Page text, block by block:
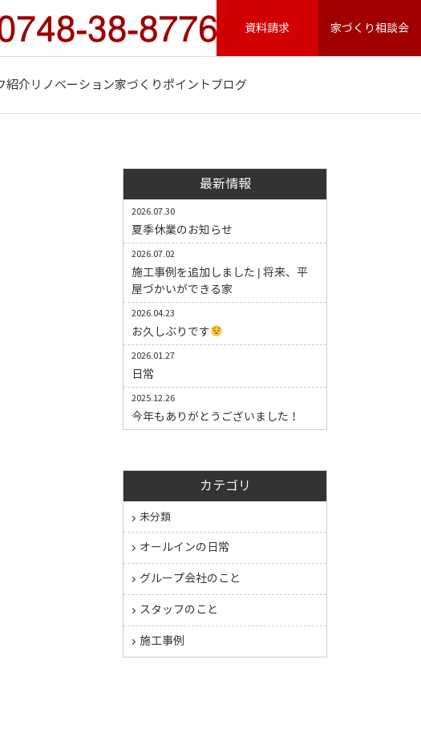
資料請求 家づくり相談会
紹介 リノベーション家づくりポイント ブログ
最新情報
2026.07.30
夏季休業のお知らせ
2026.07.02
施工事例を追加しました | 将来、平
屋づかいができる家
2026.04.23
お久しぶりです
2026.01.27
日常
2025.12.26
今年もありがとうございました！
カテゴリ
未分類
オールインの日常
グループ会社のこと
スタッフのこと
施工事例